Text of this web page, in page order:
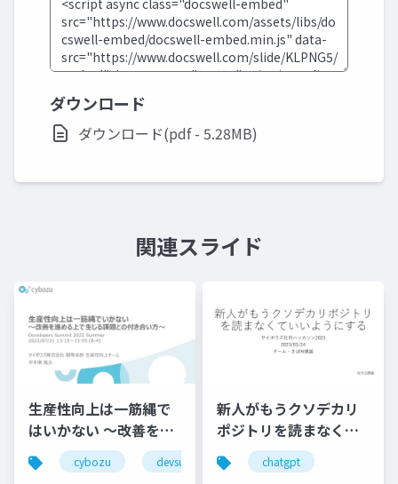
ダウンロード
ダウンロード(pdf - 5.28MB)
関連スライド
生産性向上は一筋縄で
はいかない 〜改善を進
める上で生じる課題と
の付き合い方〜
cybozu devsumi productivity
新人がもうクソデカリ
ポジトリを読まなくて
いいようにする（でき
ず） and ...
chatgpt